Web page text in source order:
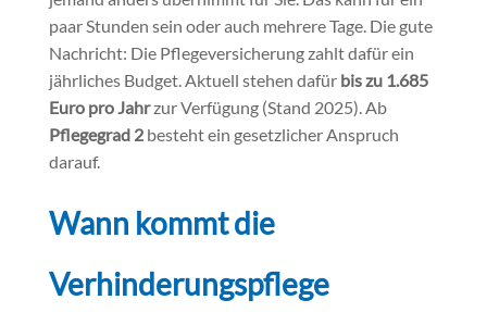
paar Stunden sein oder auch mehrere Tage. Die gute
Nachricht: Die Pflegeversicherung zahlt dafür ein
jährliches Budget. Aktuell stehen dafür bis zu 1.685
Euro pro Jahrzur Verfügung (Stand 2025). Ab
Pflegegrad 2besteht ein gesetzlicher Anspruch
darauf.
Wann kommt die
Verhinderungspflege